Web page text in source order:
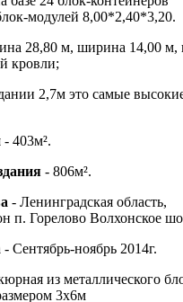
модулей 8,00*2,40*3,20.
28,80 м, ширина 14,00 м,
кровли;
2,7м это самые
- 403м².
- 806м².
- Ленинградская область,
п. Горелово Волхонское
- Сентябрь-ноябрь 2014г.